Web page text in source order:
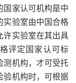
国家认可机构是中
实验室由中国合格
许实验室在其出具
评定国家认可标
测机构，才可受托
验机构时，可根据